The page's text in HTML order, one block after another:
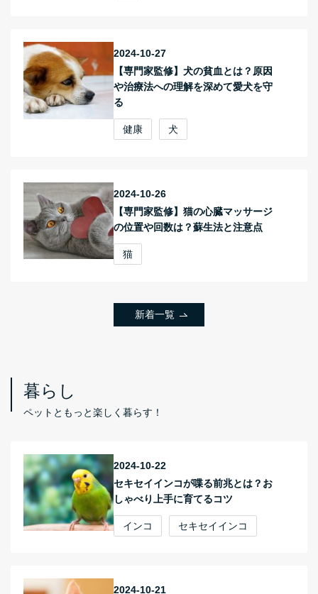
2024-10-27
【専門家監修】犬の貧血とは？原因
や治療法への理解を深めて愛犬を守
る
健康 犬
2024-10-26
【専門家監修】猫の心臓マッサージ
の位置や回数は？蘇生法と注意点
猫
新着一覧
暮らし
ペットともっと楽しく暮らす！
2024-10-22
セキセイインコが喋る前兆とは？お
しゃべり上手に育てるコツ
インコ セキセイインコ
2024-10-21